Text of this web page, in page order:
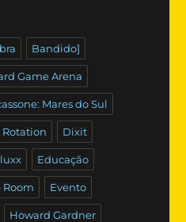
Bandido]
Game Arena
Mares do Sul
Rotation Dixit
Educação
Room Evento
Howard Gardner